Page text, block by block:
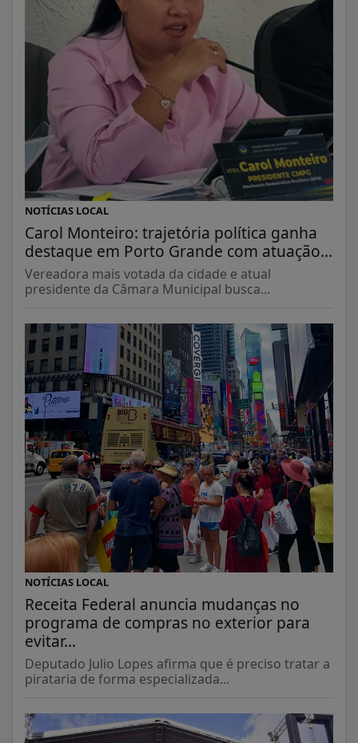
NOTÍCIAS LOCAL
Carol Monteiro: trajetória política ganha
destaque em Porto Grande com atuação...
Vereadora mais votada da cidade e atual
presidente da Câmara Municipal busca...
NOTÍCIAS LOCAL
Receita Federal anuncia mudanças no
programa de compras no exterior para
evitar...
Deputado Julio Lopes afirma que é preciso tratar a
pirataria de forma especializada...